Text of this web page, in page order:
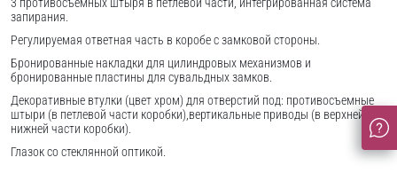
запирания.
Регулируемая ответная часть в коробе с замковой стороны.
Бронированные накладки для цилиндровых механизмов и
бронированные пластины для сувальдных замков.
Декоративные втулки (цвет хром) для отверстий под: противосъемные
штыри (в петлевой части коробки),вертикальные приводы (в верхней и
нижней части коробки).
Глазок со стеклянной оптикой.